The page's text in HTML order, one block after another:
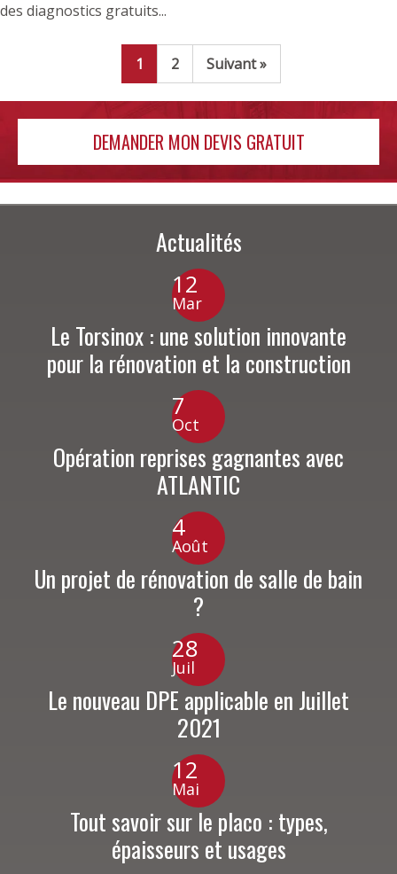
des diagnostics gratuits...
1 2 Suivant »
DEMANDER MON DEVIS GRATUIT
Actualités
12
Mar
Le Torsinox : une solution innovante
pour la rénovation et la construction
7
Oct
Opération reprises gagnantes avec
ATLANTIC
4
Août
Un projet de rénovation de salle de bain
?
28
Juil
Le nouveau DPE applicable en Juillet
2021
12
Mai
Tout savoir sur le placo : types,
épaisseurs et usages